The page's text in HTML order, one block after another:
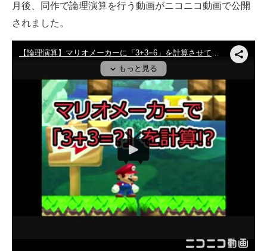
月後、同作で論理演算を行う動画がニコニコ動画で公開
されました。